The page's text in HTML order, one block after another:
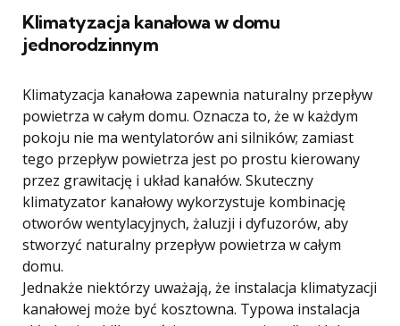
Klimatyzacja kanałowa w domu
jednorodzinnym
Klimatyzacja kanałowa zapewnia naturalny przepływ
powietrza w całym domu. Oznacza to, że w każdym
pokoju nie ma wentylatorów ani silników; zamiast
tego przepływ powietrza jest po prostu kierowany
przez grawitację i układ kanałów. Skuteczny
klimatyzator kanałowy wykorzystuje kombinację
otworów wentylacyjnych, żaluzji i dyfuzorów, aby
stworzyć naturalny przepływ powietrza w całym
domu.
Jednakże niektórzy uważają, że instalacja klimatyzacji
kanałowej może być kosztowna. Typowa instalacja